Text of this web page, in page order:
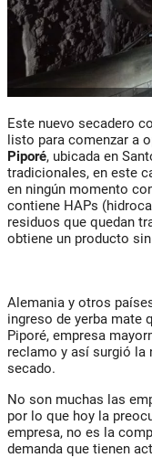
Este nuevo secadero
listo para comenzar a
Piporé, ubicada en
tradicionales, en este
en ningún momento
contiene HAPs
residuos que quedan
obtiene un producto
Alemania y otros
ingreso de yerba mate
Piporé, empresa
reclamo y así surgió la
secado.
No son muchas las
por lo que hoy la
empresa, no es la
demanda que tienen